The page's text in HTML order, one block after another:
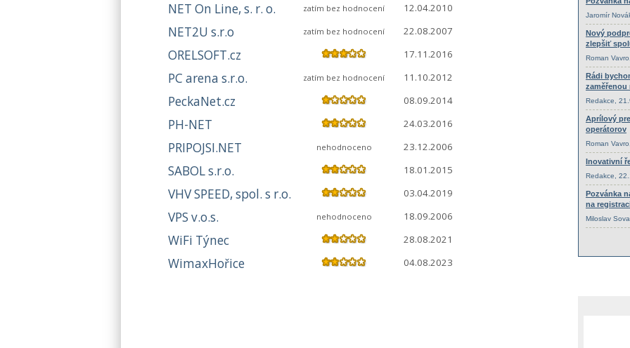
NET On Line, s. r. o. zatím bez hodnocení 12.04.2010
NET2U s.r.o zatím bez hodnocení 22.08.2007
ORELSOFT.cz 17.11.2016
PC arena s.r.o. zatím bez hodnocení 11.10.2012
PeckaNet.cz 08.09.2014
PH-NET 24.03.2016
PRIPOJSI.NET nehodnoceno 23.12.2006
SABOL s.r.o. 18.01.2015
VHV SPEED, spol. s r.o. 03.04.2019
VPS v.o.s. nehodnoceno 18.09.2006
WiFi Týnec 28.08.2021
WimaxHořice 04.08.2023